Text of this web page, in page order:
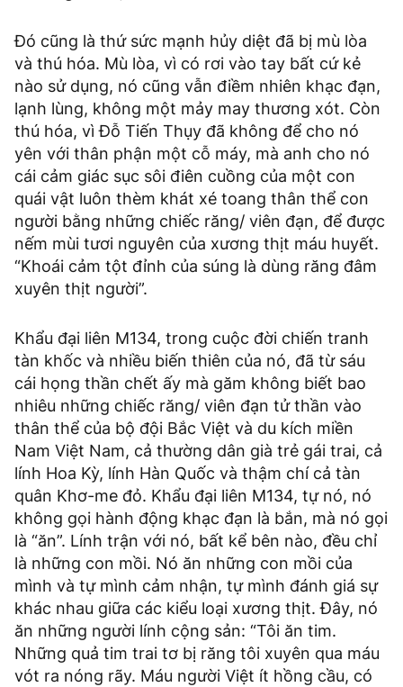
Đó cũng là thứ sức mạnh hủy diệt đã bị mù lòa
và thú hóa. Mù lòa, vì có rơi vào tay bất cứ kẻ
nào sử dụng, nó cũng vẫn điềm nhiên khạc đạn,
lạnh lùng, không một mảy may thương xót. Còn
thú hóa, vì Đỗ Tiến Thụy đã không để cho nó
yên với thân phận một cỗ máy, mà anh cho nó
cái cảm giác sục sôi điên cuồng của một con
quái vật luôn thèm khát xé toang thân thể con
người bằng những chiếc răng/ viên đạn, để được
nếm mùi tươi nguyên của xương thịt máu huyết.
“Khoái cảm tột đỉnh của súng là dùng răng đâm
xuyên thịt người”.
Khẩu đại liên M134, trong cuộc đời chiến tranh
tàn khốc và nhiều biến thiên của nó, đã từ sáu
cái họng thần chết ấy mà găm không biết bao
nhiêu những chiếc răng/ viên đạn tử thần vào
thân thể của bộ đội Bắc Việt và du kích miền
Nam Việt Nam, cả thường dân già trẻ gái trai, cả
lính Hoa Kỳ, lính Hàn Quốc và thậm chí cả tàn
quân Khơ-me đỏ. Khẩu đại liên M134, tự nó, nó
không gọi hành động khạc đạn là bắn, mà nó gọi
là “ăn”. Lính trận với nó, bất kể bên nào, đều chỉ
là những con mồi. Nó ăn những con mồi của
mình và tự mình cảm nhận, tự mình đánh giá sự
khác nhau giữa các kiểu loại xương thịt. Đây, nó
ăn những người lính cộng sản: “Tôi ăn tim.
Những quả tim trai tơ bị răng tôi xuyên qua máu
vót ra nóng rãy. Máu người Việt ít hồng cầu, có